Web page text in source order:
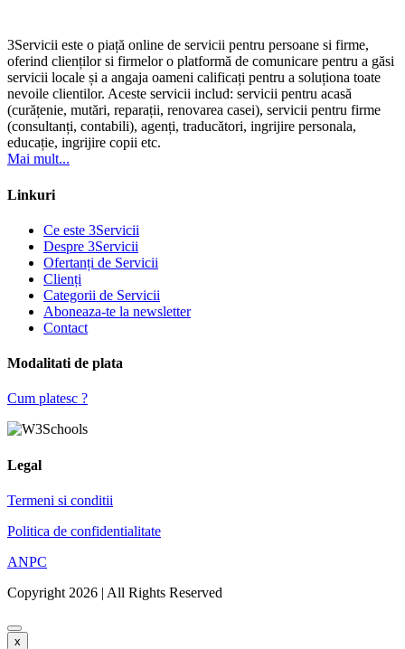
3Servicii este o piață online de servicii pentru persoane si firme,
oferind clienților si firmelor o platformă de comunicare pentru a găsi
servicii locale și a angaja oameni calificați pentru a soluționa toate
nevoile clientilor. Aceste servicii includ: servicii pentru acasă
(curățenie, mutări, reparații, renovarea casei), servicii pentru firme
(consultanți, contabili), agenți, traducători, ingrijire personala,
educație, ingrijire copii etc.
Mai mult...
Linkuri
Ce este 3Servicii
Despre 3Servicii
Ofertanți de Servicii
Clienți
Categorii de Servicii
Aboneaza-te la newsletter
Contact
Modalitati de plata
Cum platesc ?
Legal
Termeni si conditii
Politica de confidentialitate
ANPC
Copyright 2026 | All Rights Reserved
x